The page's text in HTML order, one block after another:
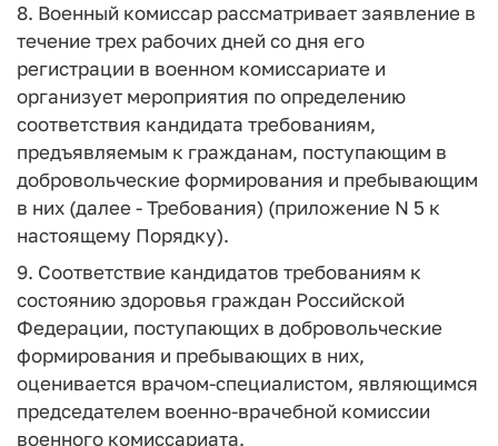
8. Военный комиссар рассматривает заявление в
течение трех рабочих дней со дня его
регистрации в военном комиссариате и
организует мероприятия по определению
соответствия кандидата требованиям,
предъявляемым к гражданам, поступающим в
добровольческие формирования и пребывающим
в них (далее - Требования) (приложение N 5 к
настоящему Порядку).
9. Соответствие кандидатов требованиям к
состоянию здоровья граждан Российской
Федерации, поступающих в добровольческие
формирования и пребывающих в них,
оценивается врачом-специалистом, являющимся
председателем военно-врачебной комиссии
военного комиссариата.